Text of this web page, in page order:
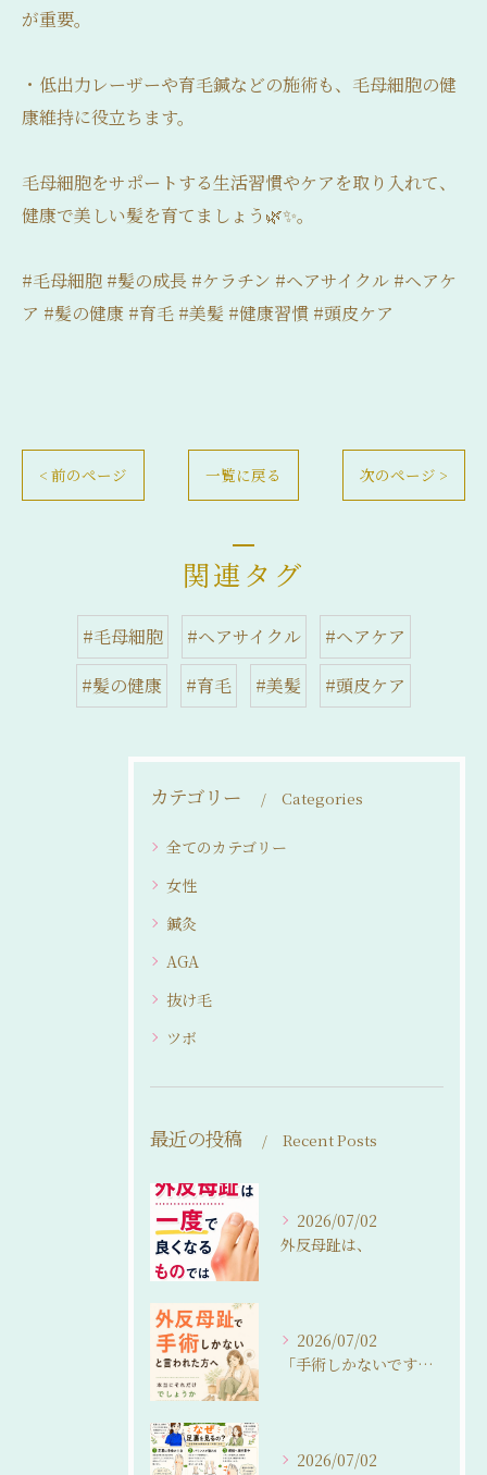
が重要。
・低出力レーザーや育毛鍼などの施術も、毛母細胞の健
康維持に役立ちます。
毛母細胞をサポートする生活習慣やケアを取り入れて、
健康で美しい髪を育てましょう🌿✨。
#毛母細胞 #髪の成長 #ケラチン #ヘアサイクル #ヘアケ
ア #髪の健康 #育毛 #美髪 #健康習慣 #頭皮ケア
< 前のページ 一覧に戻る 次のページ >
関連タグ
#毛母細胞 #ヘアサイクル
#ヘアケア
#髪の健康
#育毛 #美髪 #頭皮ケア
カテゴリー Categories
全てのカテゴリー
女性
鍼灸
AGA
抜け毛
ツボ
最近の投稿 Recent Posts
2026/07/02
外反母趾は、
2026/07/02
「手術しかないですね…」
2026/07/02